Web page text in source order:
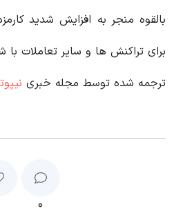
بالقوه منجر به افزایش شدید
برای تراکنش‌ ها و سایر تعاملات با
ترجمه شده توسط مجله خبری
۰